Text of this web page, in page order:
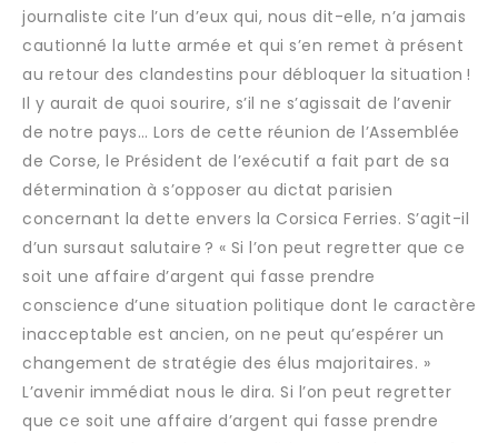
journaliste cite l’un d’eux qui, nous dit-elle, n’a jamais
cautionné la lutte armée et qui s’en remet à présent
au retour des clandestins pour débloquer la situation !
Il y aurait de quoi sourire, s’il ne s’agissait de l’avenir
de notre pays… Lors de cette réunion de l’Assemblée
de Corse, le Président de l’exécutif a fait part de sa
détermination à s’opposer au dictat parisien
concernant la dette envers la Corsica Ferries. S’agit-il
d’un sursaut salutaire ? « Si l’on peut regretter que ce
soit une affaire d’argent qui fasse prendre
conscience d’une situation politique dont le caractère
inacceptable est ancien, on ne peut qu’espérer un
changement de stratégie des élus majoritaires. »
L’avenir immédiat nous le dira. Si l’on peut regretter
que ce soit une affaire d’argent qui fasse prendre